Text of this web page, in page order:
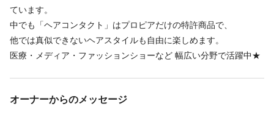
ています。
中でも「ヘアコンタクト」はプロピアだけの特許商品で、
他では真似できないヘアスタイルも自由に楽しめます。
医療・メディア・ファッションショーなど 幅広い分野で活躍中★
オーナーからのメッセージ